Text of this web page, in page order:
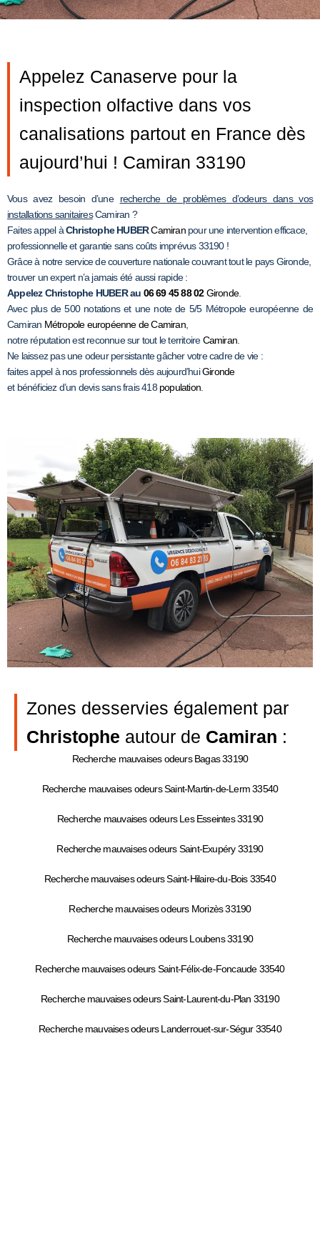
Appelez Canaserve pour la
inspection olfactive dans vos
canalisations partout en France dès
aujourd’hui ! Camiran 33190
Vous avez besoin d’une recherche de problèmes d’odeurs dans vos
installations sanitairesCamiran ?
Faites appel àChristophe HUBER Camiranpour une intervention efficace,
professionnelle et garantie sans coûts imprévus 33190 !
Grâce à notre service de couverture nationale couvrant tout le pays Gironde,
trouver un expert n’a jamais été aussi rapide :
Appelez Christophe HUBER au 06 69 45 88 02 Gironde.
Avec plus de 500 notations et une note de 5/5 Métropole européenne de
Camiran Métropole européenne de Camiran,
notre réputation est reconnue sur tout le territoireCamiran.
Ne laissez pas une odeur persistante gâcher votre cadre de vie :
faites appel à nos professionnels dès aujourd’huiGironde
et bénéficiez d’un devis sans frais 418 population.
Zones desservies également par
Christophe autour de Camiran :
Recherche mauvaises odeurs Bagas 33190
Recherche mauvaises odeurs Saint-Martin-de-Lerm 33540
Recherche mauvaises odeurs Les Esseintes 33190
Recherche mauvaises odeurs Saint-Exupéry 33190
Recherche mauvaises odeurs Saint-Hilaire-du-Bois 33540
Recherche mauvaises odeurs Morizès 33190
Recherche mauvaises odeurs Loubens 33190
Recherche mauvaises odeurs Saint-Félix-de-Foncaude 33540
Recherche mauvaises odeurs Saint-Laurent-du-Plan 33190
Recherche mauvaises odeurs Landerrouet-sur-Ségur 33540